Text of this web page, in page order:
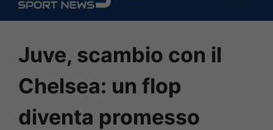
contenuto
Juve, scambio con il
Chelsea: un flop
diventa promesso